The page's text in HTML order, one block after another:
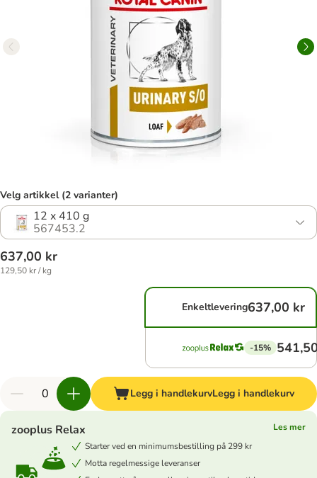
Velg artikkel (2 varianter)
12 x 410 g
567453.2
637,00 kr
129,50 kr / kg
Enkeltlevering637,00 kr
-15%
Legg i handlekurvLegg i handlekurv
zooplus Relax
Les mer
Starter ved en minimumsbestilling på 299 kr
Motta regelmessige leveranser